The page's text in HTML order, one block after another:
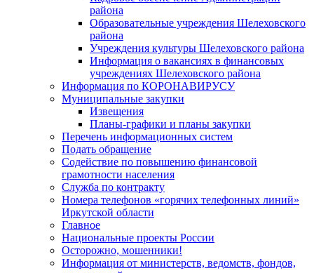
района
Образовательные учреждения Шелеховского
района
Учреждения культуры Шелеховского района
Информация о вакансиях в финансовых
учреждениях Шелеховского района
Информация по КОРОНАВИРУСУ
Муниципальные закупки
Извещения
Планы-графики и планы закупки
Перечень информационных систем
Подать обращение
Содействие по повышению финансовой
грамотности населения
Служба по контракту
Номера телефонов «горячих телефонных линий»
Иркутской области
Главное
Национальные проекты России
Осторожно, мошенники!
Информация от министерств, ведомств, фондов,